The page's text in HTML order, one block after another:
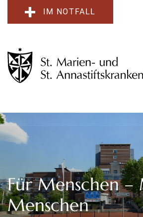
IM NOTFALL
Für Menschen –
Menschen